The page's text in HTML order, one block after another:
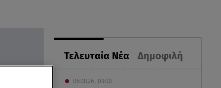
Τελευταία Νέα Δημοφιλή
06.08.26 , 03:00